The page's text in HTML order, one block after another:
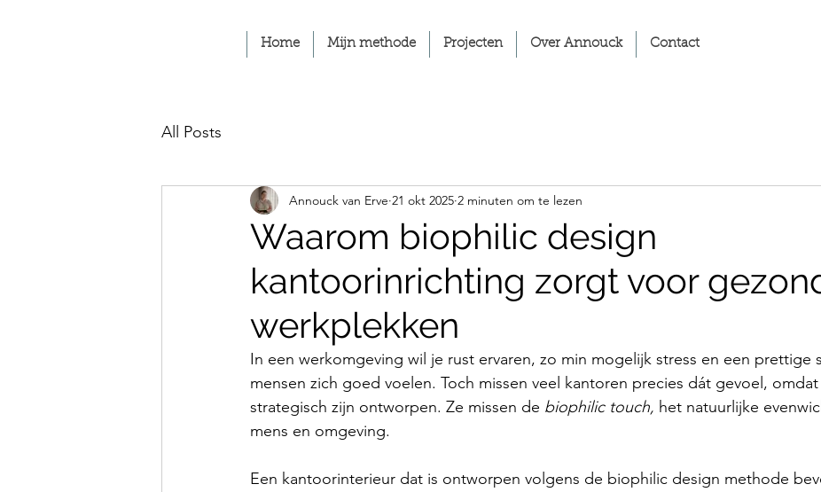
Home Mijn methode Projecten Over Annouck Contact
All Posts
Waarom biophilic design
kantoorinrichting zorgt voor
werkplekken
Annouck van Erve 21 okt 2025 2 minuten om te lezen
In een werkomgeving wil je rust ervaren, zo min mogelijk stress en een prettige
mensen zich goed voelen. Toch missen veel kantoren precies dát gevoel,
strategisch zijn ontworpen. Ze missen de biophilic touch, het natuurlijke
mens en omgeving.
Een kantoorinterieur dat is ontworpen volgens de biophilic design methode